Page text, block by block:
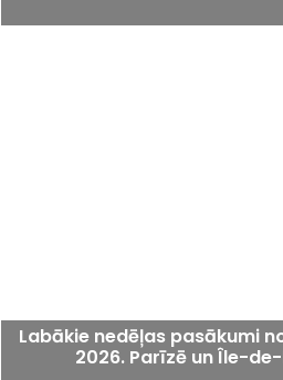
Labākie nedēļas pasākumi
2026. Parīzē un Île-